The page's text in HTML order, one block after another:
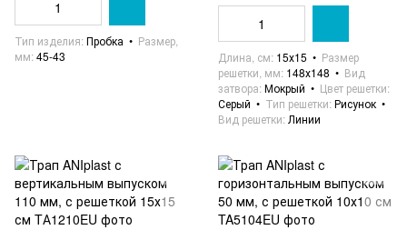
Тип изделия Пробка
Размер,
мм 45-43 Длина, см 15х15
Размер
решетки, мм 148х148
Вид
затвора Мокрый
Цвет решетки
Серый
Тип решетки Рисунок
Вид решетки Линии